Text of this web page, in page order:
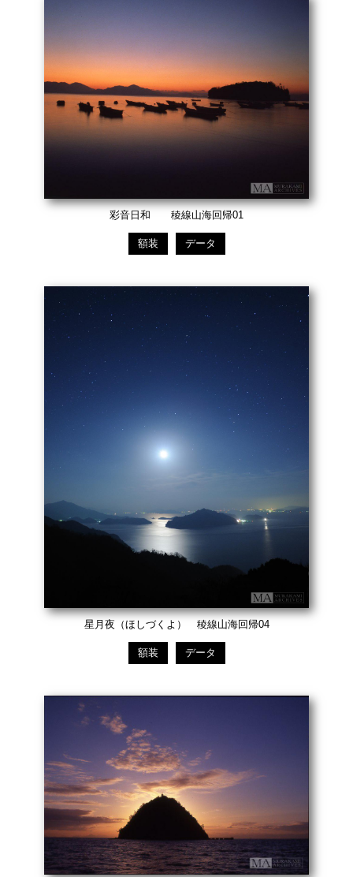
彩音日和 稜線山海回帰01
額装 データ
星月夜（ほしづくよ） 稜線山海回帰04
額装 データ